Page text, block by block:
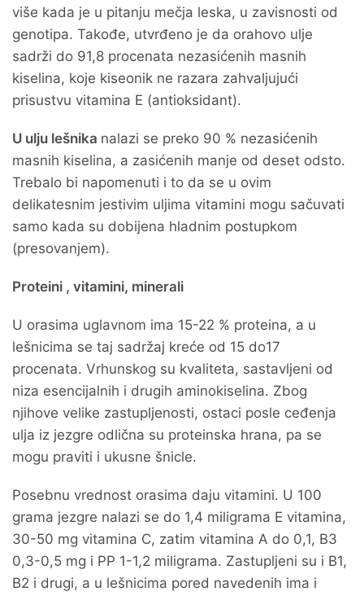
više kada je u pitanju mečja leska, u zavisnosti od
genotipa. Takođe, utvrđeno je da orahovo ulje
sadrži do 91,8 procenata nezasićenih masnih
kiselina, koje kiseonik ne razara zahvaljujući
prisustvu vitamina E (antioksidant).
U ulju lešnika nalazi se preko 90 % nezasićenih
masnih kiselina, a zasićenih manje od deset odsto.
Trebalo bi napomenuti i to da se u ovim
delikatesnim jestivim uljima vitamini mogu sačuvati
samo kada su dobijena hladnim postupkom
(presovanjem).
Proteini , vitamini, minerali
U orasima uglavnom ima 15-22 % proteina, a u
lešnicima se taj sadržaj kreće od 15 do17
procenata. Vrhunskog su kvaliteta, sastavljeni od
niza esencijalnih i drugih aminokiselina. Zbog
njihove velike zastupljenosti, ostaci posle ceđenja
ulja iz jezgre odlična su proteinska hrana, pa se
mogu praviti i ukusne šnicle.
Posebnu vrednost orasima daju vitamini. U 100
grama jezgre nalazi se do 1,4 miligrama E vitamina,
30-50 mg vitamina C, zatim vitamina A do 0,1, B3
0,3-0,5 mg i PP 1-1,2 miligrama. Zastupljeni su i B1,
B2 i drugi, a u lešnicima pored navedenih ima i